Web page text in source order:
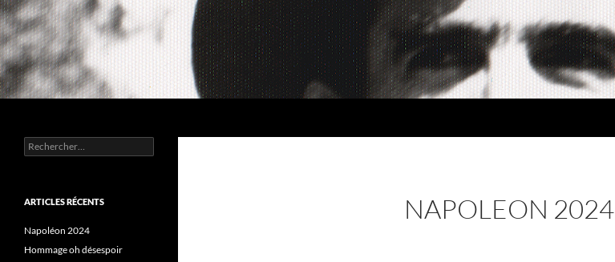
Aller
au
contenu
NAPOLEON 2024
Rechercher :
ARTICLES RÉCENTS
Napoléon 2024
Hommage oh désespoir